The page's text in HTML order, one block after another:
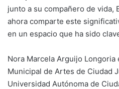
junto a su compañero de vida,
ahora comparte este
en un espacio que ha sido
Nora Marcela Arguijo Longoria
Municipal de Artes de Ciudad
Universidad Autónoma de